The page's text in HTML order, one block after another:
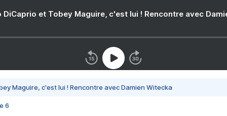
DiCaprio et Tobey Maguire, c'est lui ! Rencontre avec
Maguire, c'est lui ! Rencontre avec Damien Witecka
6